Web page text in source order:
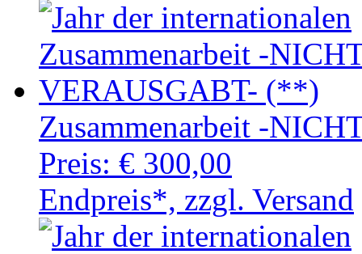
Zusammenarbeit -
Preis: € 300,00
Endpreis*, zzgl. Versand